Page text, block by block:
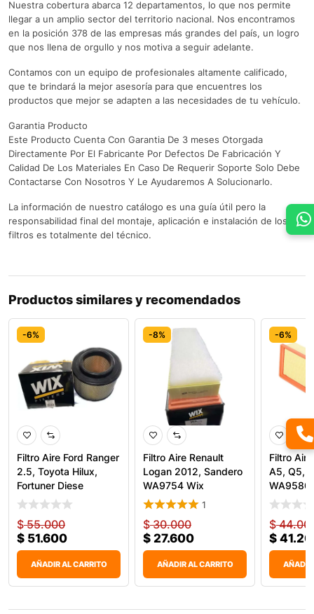
Nuestra cobertura abarca 12 departamentos, lo que nos permite
llegar a un amplio sector del territorio nacional. Nos encontramos
en la posición 378 de las empresas más grandes del país, un logro
que nos llena de orgullo y nos motiva a seguir adelante.
Contamos con un equipo de profesionales altamente calificado,
que te brindará la mejor asesoría para que encuentres los
productos que mejor se adapten a las necesidades de tu vehículo.
Garantia Producto
Este Producto Cuenta Con Garantia De 3 meses Otorgada
Directamente Por El Fabricante Por Defectos De Fabricación Y
Calidad De Los Materiales En Caso De Requerir Soporte Solo Debe
Contactarse Con Nosotros Y Le Ayudaremos A Solucionarlo.
La información de nuestro catálogo es una guía útil pero la
responsabilidad final del montaje, aplicación e instalación de los
filtros es totalmente del técnico.
Productos similares y recomendados
-6%
Filtro Aire Ford Ranger
2.5, Toyota Hilux,
Fortuner Diese
$55.000
$ 51.600
AÑADIR AL CARRITO
-8%
Filtro Aire Renault
Logan 2012, Sandero
WA9754 Wix
1
$30.000
$ 27.600
AÑADIR AL CARRITO
-6%
Filtro
A5, Q5,
WA9580
$
$
AÑADIR